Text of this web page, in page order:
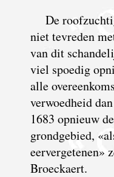
De
niet tevreden
van dit
viel spoedig
alle
verwoedheid
1683 opnieuw
grondgebied,
eervergetenen»
Broeckaert.